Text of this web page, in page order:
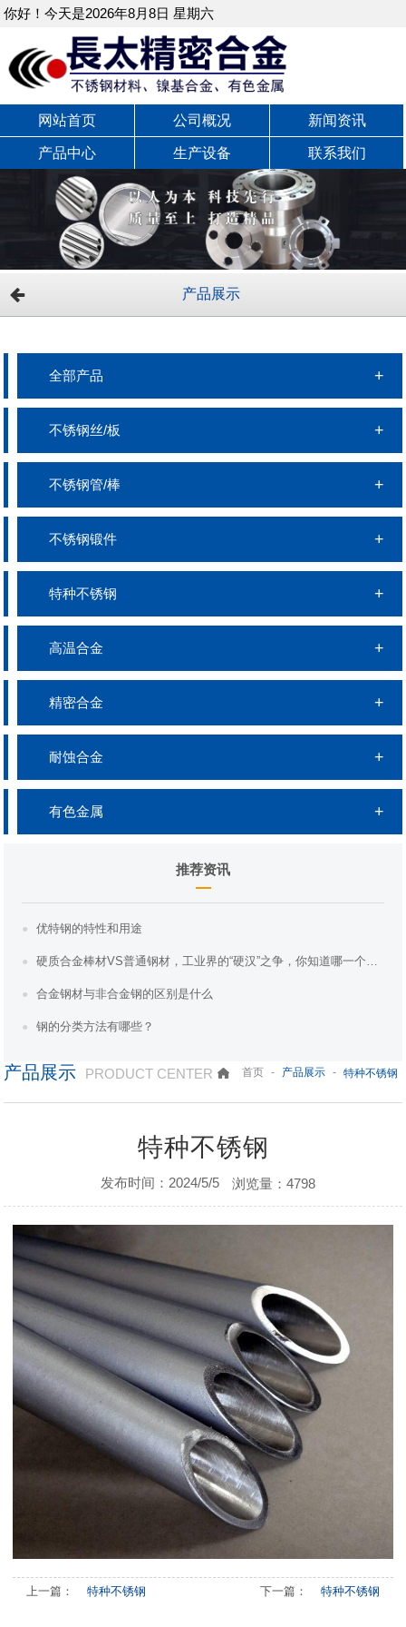
你好！今天是2026年8月8日 星期六
网站首页 公司概况 新闻资讯
产品中心 生产设备 联系我们
产品展示
全部产品
不锈钢丝/板
不锈钢管/棒
不锈钢锻件
特种不锈钢
高温合金
精密合金
耐蚀合金
有色金属
推荐资讯
优特钢的特性和用途
硬质合金棒材VS普通钢材，工业界的“硬汉”之争，你知道哪一个更胜一筹吗？
合金钢材与非合金钢的区别是什么
钢的分类方法有哪些？
产品展示 PRODUCT CENTER 首页 - 产品展示 - 特种不锈钢
特种不锈钢
发布时间：2024/5/5 浏览量：4798
上一篇： 特种不锈钢 下一篇： 特种不锈钢